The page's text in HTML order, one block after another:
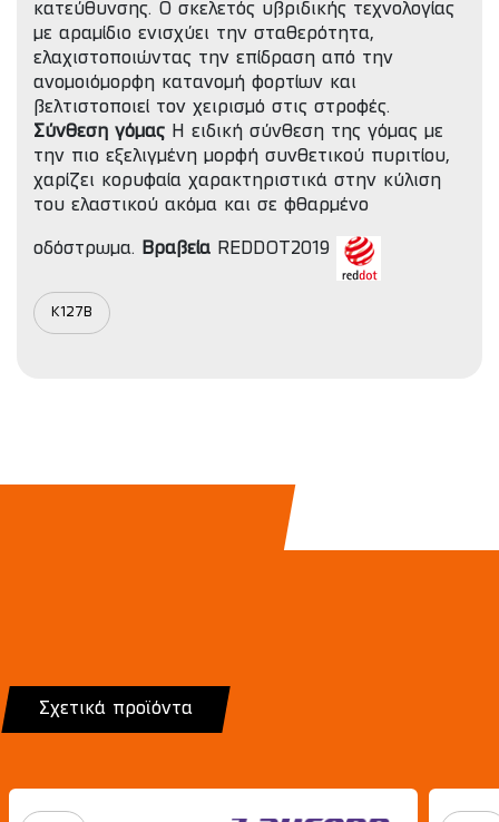
κατεύθυνσης. Ο σκελετός υβριδικής τεχνολογίας
με αραμίδιο ενισχύει την σταθερότητα,
ελαχιστοποιώντας την επίδραση από την
ανομοιόμορφη κατανομή φορτίων και
βελτιστοποιεί τον χειρισμό στις στροφές.
Σύνθεση γόμας Η ειδική σύνθεση της γόμας με
την πιο εξελιγμένη μορφή συνθετικού πυριτίου,
χαρίζει κορυφαία χαρακτηριστικά στην κύλιση
του ελαστικού ακόμα και σε φθαρμένο
οδόστρωμα. Βραβεία REDDOT2019
K127B
Σχετικά προϊόντα